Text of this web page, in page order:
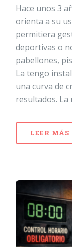
Hace unos 3
orienta a su
permitiera
deportivas o
pabellones,
La tengo
una curva de
resultados.
LEER MÁS